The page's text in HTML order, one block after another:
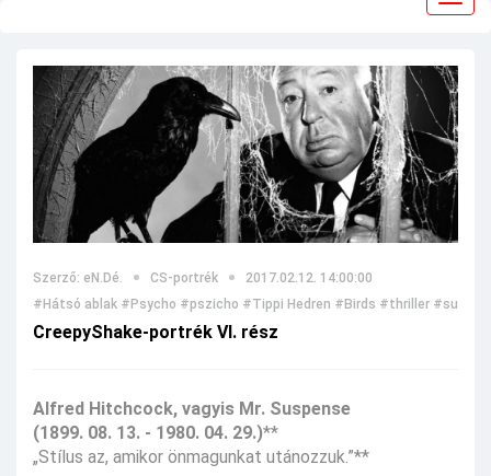
Szerző: eN.Dé. CS-portrék
2017.02.12. 14:00:00
#Hátsó ablak #Psycho #pszicho #Tippi Hedren #Birds #thriller
CreepyShake-portrék VI. rész
Alfred Hitchcock, vagyis Mr. Suspense
(1899. 08. 13. - 1980. 04. 29.)**
„Stílus az, amikor önmagunkat utánozzuk.”**